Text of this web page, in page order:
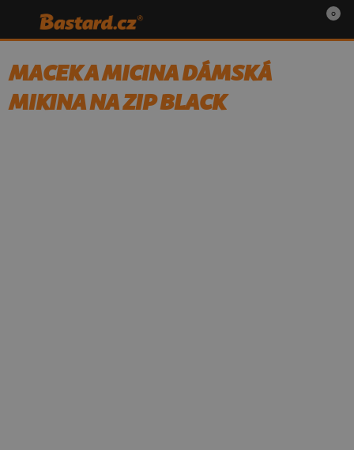
0
MACEK A MICINA DÁMSKÁ
MIKINA NA ZIP BLACK